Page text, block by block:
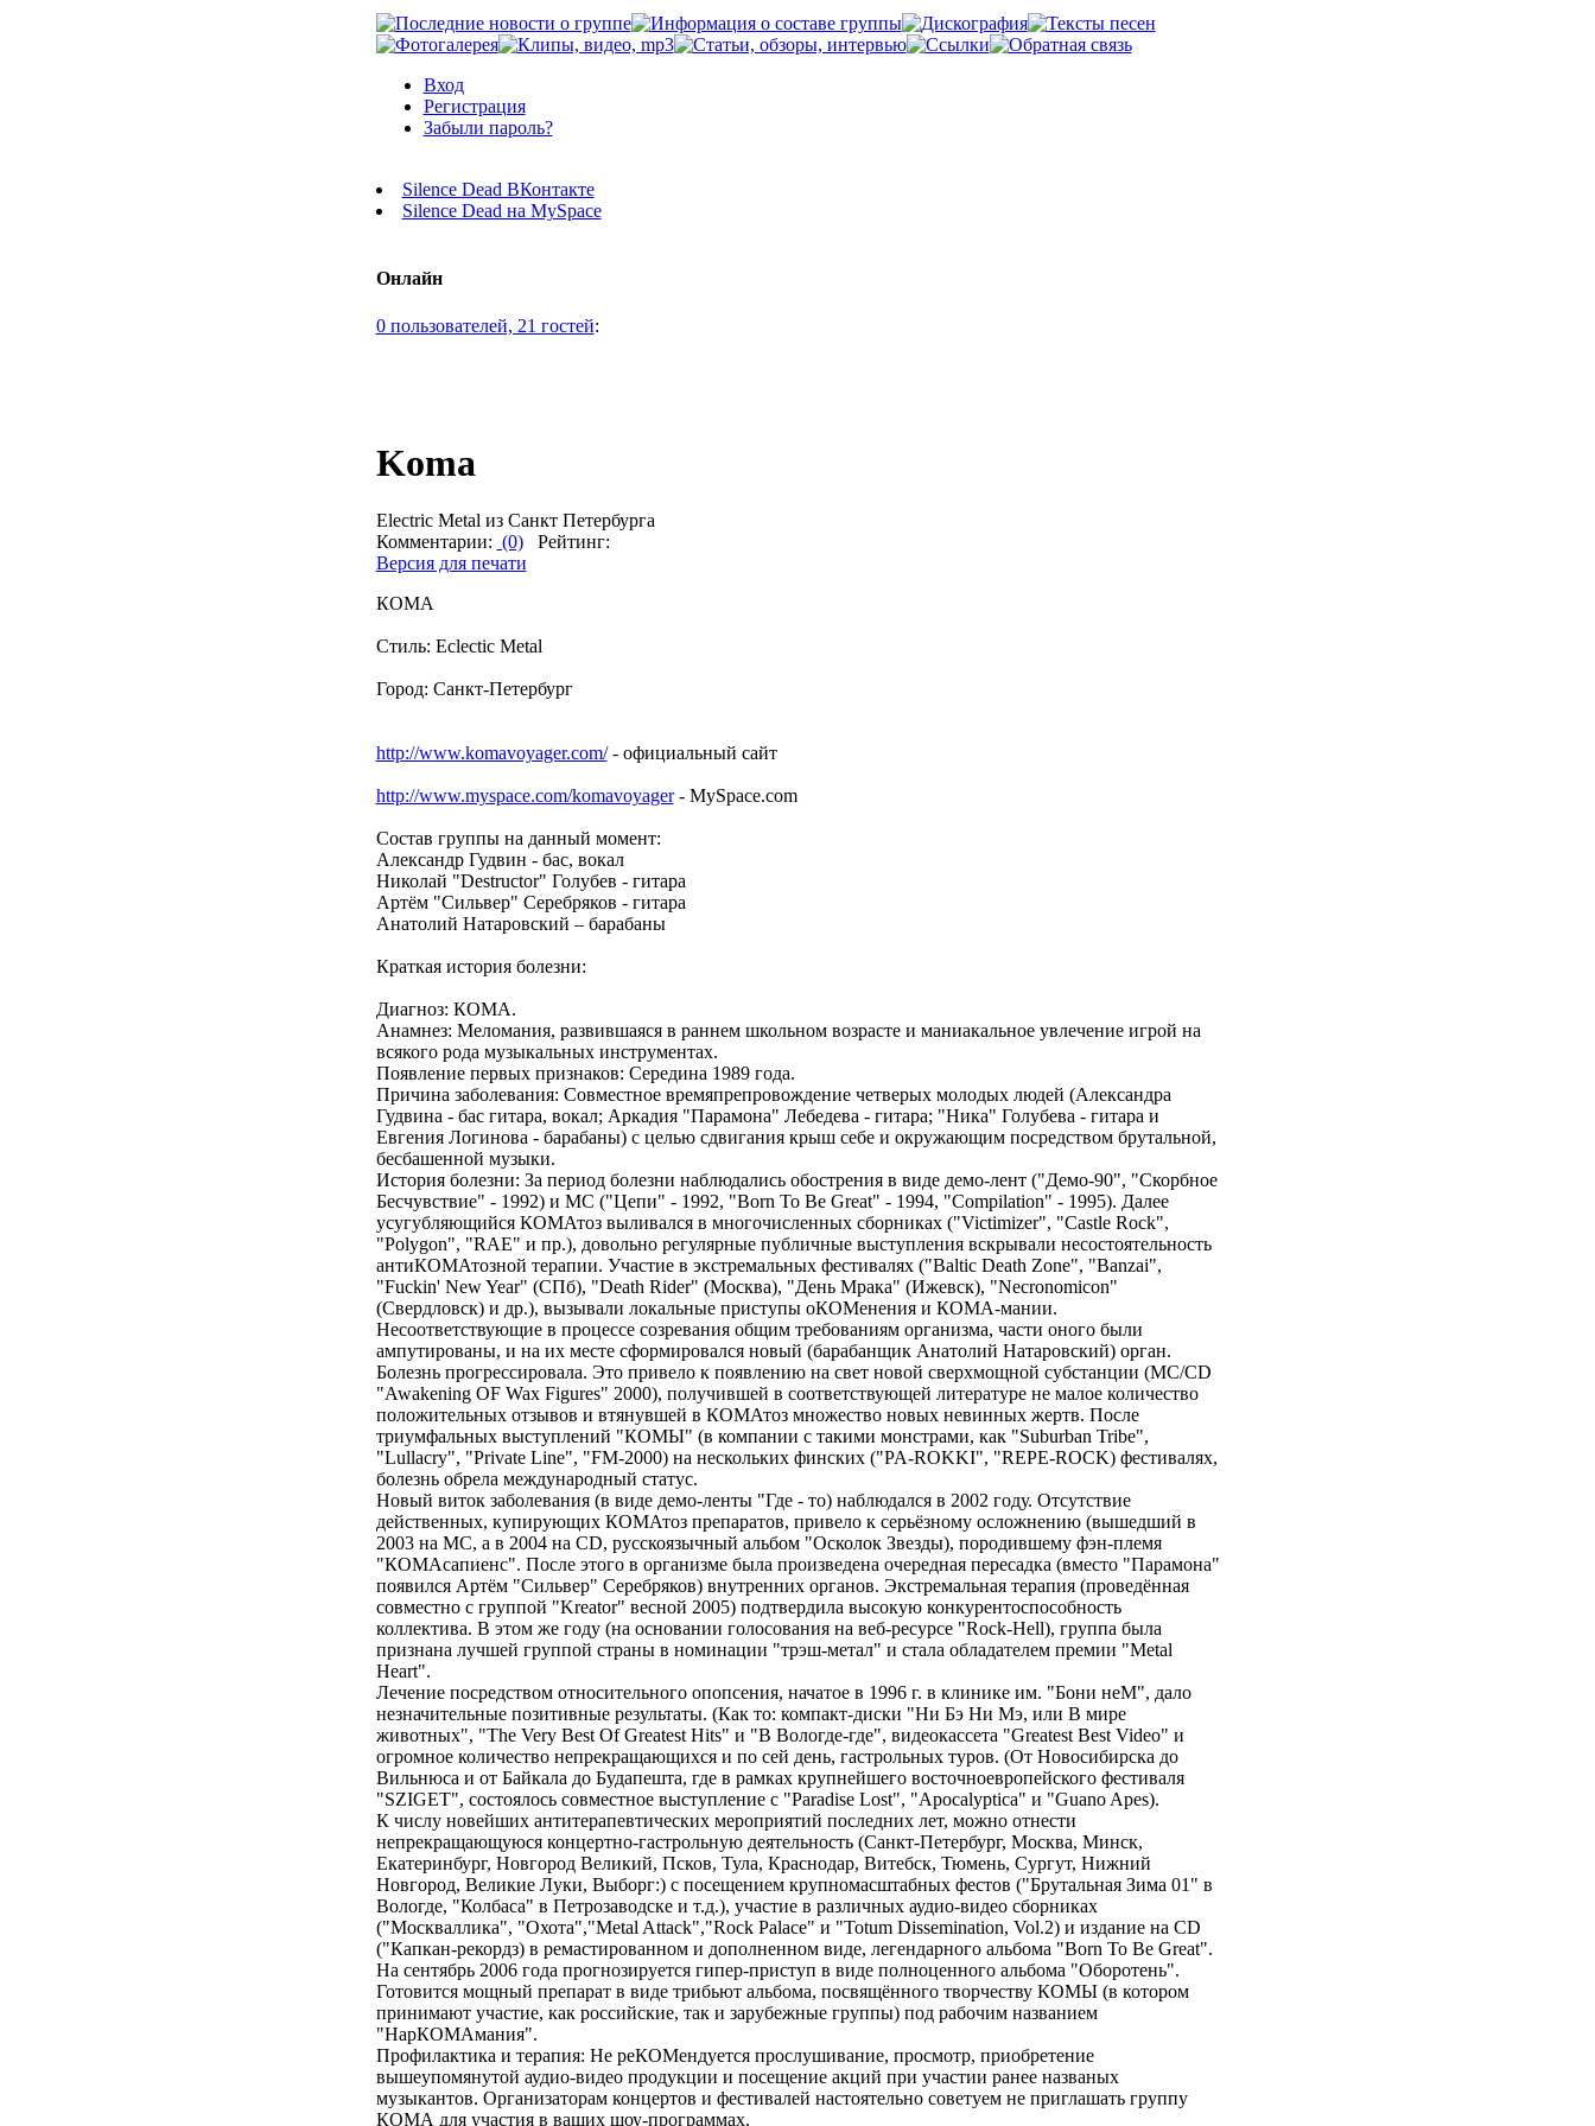
Вход
Регистрация
Забыли пароль?
Silence Dead ВКонтакте
Silence Dead на MySpace
Онлайн
0 пользователей, 21 гостей:
Koma
Electric Metal из Санкт Петербурга
Комментарии: (0)Рейтинг:
Версия для печати
КОМА
Стиль: Eclectic Metal
Город: Санкт-Петербург
http://www.komavoyager.com/- официальный сайт
http://www.myspace.com/komavoyager- MySpace.com
Состав группы на данный момент:
Александр Гудвин - бас, вокал
Николай "Destructor" Голубев - гитара
Артём "Сильвер" Серебряков - гитара
Анатолий Натаровский – барабаны
Краткая история болезни:
Диагноз: КОМА.
Анамнез: Меломания, развившаяся в раннем школьном возрасте и маниакальное увлечение игрой на
всякого рода музыкальных инструментах.
Появление первых признаков: Середина 1989 года.
Причина заболевания: Совместное времяпрепровождение четверых молодых людей (Александра
Гудвина - бас гитара, вокал; Аркадия "Парамона" Лебедева - гитара; "Ника" Голубева - гитара и
Евгения Логинова - барабаны) с целью сдвигания крыш себе и окружающим посредством брутальной,
бесбашенной музыки.
История болезни: За период болезни наблюдались обострения в виде демо-лент ("Демо-90", "Скорбное
Бесчувствие" - 1992) и МС ("Цепи" - 1992, "Born To Be Great" - 1994, "Compilation" - 1995). Далее
усугубляющийся КОМАтоз выливался в многочисленных сборниках ("Victimizer", "Castle Rock",
"Polygon", "RAE" и пр.), довольно регулярные публичные выступления вскрывали несостоятельность
антиКОМАтозной терапии. Участие в экстремальных фестивалях ("Baltic Death Zone", "Banzai",
"Fuckin' New Year" (СПб), "Death Rider" (Москва), "День Мрака" (Ижевск), "Necronomicon"
(Свердловск) и др.), вызывали локальные приступы оКОМенения и КОМА-мании.
Несоответствующие в процессе созревания общим требованиям организма, части оного были
ампутированы, и на их месте сформировался новый (барабанщик Анатолий Натаровский) орган.
Болезнь прогрессировала. Это привело к появлению на свет новой сверхмощной субстанции (MC/CD
"Awakening OF Wax Figures" 2000), получившей в соответствующей литературе не малое количество
положительных отзывов и втянувшей в КОМАтоз множество новых невинных жертв. После
триумфальных выступлений "КОМЫ" (в компании с такими монстрами, как "Suburban Tribe",
"Lullacry", "Private Line", "FM-2000) на нескольких финских ("PA-ROKKI", "REPE-ROCK) фестивалях,
болезнь обрела международный статус.
Новый виток заболевания (в виде демо-ленты "Где - то) наблюдался в 2002 году. Отсутствие
действенных, купирующих КОМАтоз препаратов, привело к серьёзному осложнению (вышедший в
2003 на MC, а в 2004 на CD, русскоязычный альбом "Осколок Звезды), породившему фэн-племя
"КОМАсапиенс". После этого в организме была произведена очередная пересадка (вместо "Парамона"
появился Артём "Сильвер" Серебряков) внутренних органов. Экстремальная терапия (проведённая
совместно с группой "Kreator" весной 2005) подтвердила высокую конкурентоспособность
коллектива. В этом же году (на основании голосования на веб-ресурсе "Rock-Hell), группа была
признана лучшей группой страны в номинации "трэш-метал" и стала обладателем премии "Metal
Heart".
Лечение посредством относительного опопсения, начатое в 1996 г. в клинике им. "Бони неМ", дало
незначительные позитивные результаты. (Как то: компакт-диски "Ни Бэ Ни Мэ, или В мире
животных", "The Very Best Of Greatest Hits" и "В Вологде-где", видеокассета "Greatest Best Video" и
огромное количество непрекращающихся и по сей день, гастрольных туров. (От Новосибирска до
Вильнюса и от Байкала до Будапешта, где в рамках крупнейшего восточноевропейского фестиваля
"SZIGET", состоялось совместное выступление с "Paradise Lost", "Apocalyptica" и "Guano Apes).
К числу новейших антитерапевтических мероприятий последних лет, можно отнести
непрекращающуюся концертно-гастрольную деятельность (Санкт-Петербург, Москва, Минск,
Екатеринбург, Новгород Великий, Псков, Тула, Краснодар, Витебск, Тюмень, Сургут, Нижний
Новгород, Великие Луки, Выборг:) с посещением крупномасштабных фестов ("Брутальная Зима 01" в
Вологде, "Колбаса" в Петрозаводске и т.д.), участие в различных аудио-видео сборниках
("Москваллика", "Охота","Metal Attack","Rock Palace" и "Totum Dissemination, Vol.2) и издание на CD
("Капкан-рекордз) в ремастированном и дополненном виде, легендарного альбома "Born To Be Great".
На сентябрь 2006 года прогнозируется гипер-приступ в виде полноценного альбома "Оборотень".
Готовится мощный препарат в виде трибьют альбома, посвящённого творчеству КОМЫ (в котором
принимают участие, как российские, так и зарубежные группы) под рабочим названием
"НарКОМАмания".
Профилактика и терапия: Не реКОМендуется прослушивание, просмотр, приобретение
вышеупомянутой аудио-видео продукции и посещение акций при участии ранее названых
музыкантов. Организаторам концертов и фестивалей настоятельно советуем не приглашать группу
КОМА для участия в ваших шоу-программах.